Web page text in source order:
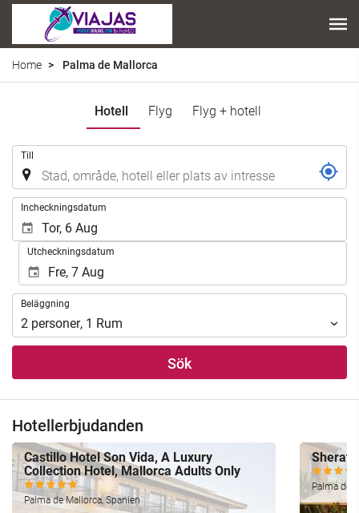
Home Palma de Mallorca
Hotell Flyg Flyg + hotell
Till
Incheckningsdatum
Utcheckningsdatum
Beläggning
Beläggning
2 personer, 1 Rum
Sök
Hotellerbjudanden
Castillo Hotel Son Vida, A Luxury
Collection Hotel, Mallorca Adults Only
Palma de Mallorca, Spanien
Palma de